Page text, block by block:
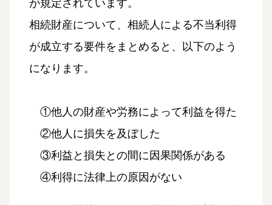
が規定されています。
相続財産について、相続人による不当利得
が成立する要件をまとめると、以下のよう
になります。
①他人の財産や労務によって利益を得た
②他人に損失を及ぼした
③利益と損失との間に因果関係がある
④利得に法律上の原因がない